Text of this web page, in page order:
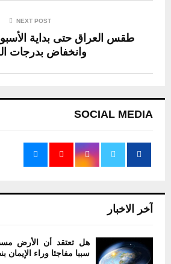
NEXT POST
طقس العراق حتى بداية
وانخفاض بدرجات
SOCIAL MEDIA
آخر الاخبار
هل تعتقد أن الأرض
سببا مفاجئا وراء الإيمان